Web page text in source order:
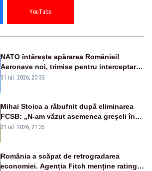
YouTube
NATO întărește apărarea României!
Aeronave noi, trimise pentru interceptarea
și distrugerea dronelor
31 iul. 2026, 20:33
Mihai Stoica a răbufnit după eliminarea
FCSB: „N-am văzut asemenea greșeli în
190 de meciuri europene”
31 iul. 2026, 21:35
România a scăpat de retrogradarea
economiei. Agenția Fitch menține ratingul